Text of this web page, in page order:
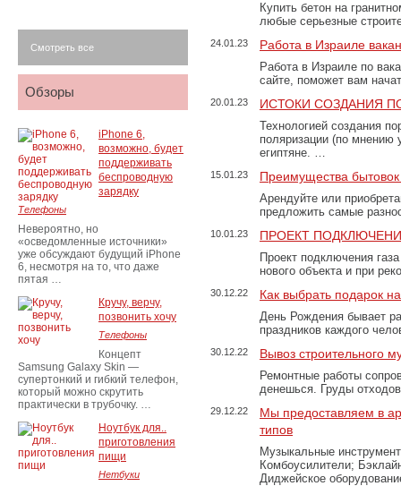
Купить бетон на
любые серьезные
24.01.23 Работа в Израиле
Работа в Израиле по
сайте, поможет вам
20.01.23 ИСТОКИ СОЗДАНИЯ
Технологией создания
поляризации (по
египтяне. …
15.01.23 Преимущества
Арендуйте или
предложить самые
10.01.23 ПРОЕКТ
Проект подключения
нового объекта и при
30.12.22 Как выбрать подарок
День Рождения бывает
праздников каждого
30.12.22 Вывоз строительного
Ремонтные работы
денешься. Груды
29.12.22
Мы предоставляем в
типов
Музыкальные
Комбоусилители;
Диджейское
Смотреть все
Обзоры
iPhone 6,
возможно, будет
поддерживать
беспроводную
зарядку
Телефоны
Невероятно, но
«осведомленные источники»
уже обсуждают будущий iPhone
6, несмотря на то, что даже
пятая …
Кручу, верчу,
позвонить хочу
Телефоны
Концепт
Samsung Galaxy Skin —
супертонкий и гибкий телефон,
который можно скрутить
практически в трубочку. …
Ноутбук для..
приготовления
пищи
Нетбуки